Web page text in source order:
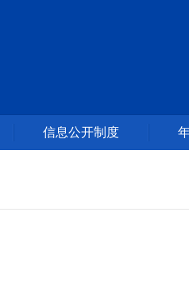
信息公开制度